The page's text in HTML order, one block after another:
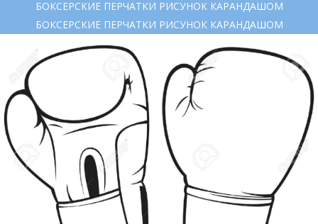
БОКСЕРСКИЕ ПЕРЧАТКИ РИСУНОК КАРАНДАШОМ
БОКСЕРСКИЕ ПЕРЧАТКИ РИСУНОК КАРАНДАШОМ